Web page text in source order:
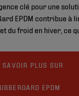
clé pour une
EPDM contribue
du froid en hiver, ce
SAVOIR PLUS SUR
EPDM